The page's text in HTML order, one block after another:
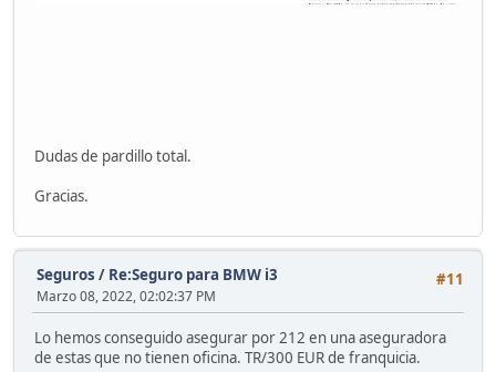
Dudas de pardillo total.
Gracias.
#11
Seguros / Re:Seguro para BMW i3
Marzo 08, 2022, 02:02:37 PM
Lo hemos conseguido asegurar por 212 en una aseguradora
de estas que no tienen oficina. TR/300 EUR de franquicia.